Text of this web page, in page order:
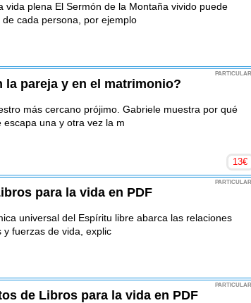
vida plena El Sermón de la Montaña vivido puede
cada persona, por ejemplo
PARTICULAR
la pareja y en el matrimonio?
más cercano prójimo. Gabriele muestra por qué
escapa una y otra vez la m
13€
PARTICULAR
para la vida en PDF
universal del Espíritu libre abarca las relaciones
y fuerzas de vida, explic
PARTICULAR
de Libros para la vida en PDF